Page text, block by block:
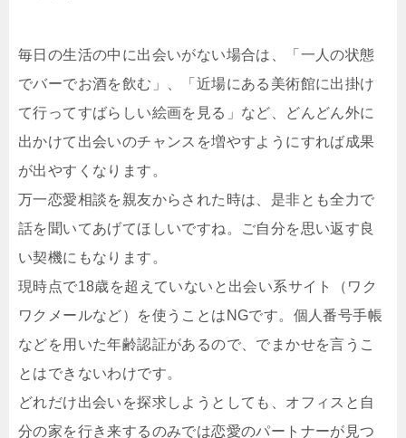
毎日の生活の中に出会いがない場合は、「一人の状態
でバーでお酒を飲む」、「近場にある美術館に出掛け
て行ってすばらしい絵画を見る」など、どんどん外に
出かけて出会いのチャンスを増やすようにすれば成果
が出やすくなります。
万一恋愛相談を親友からされた時は、是非とも全力で
話を聞いてあげてほしいですね。ご自分を思い返す良
い契機にもなります。
現時点で18歳を超えていないと出会い系サイト（ワク
ワクメールなど）を使うことはNGです。個人番号手帳
などを用いた年齢認証があるので、でまかせを言うこ
とはできないわけです。
どれだけ出会いを探求しようとしても、オフィスと自
分の家を行き来するのみでは恋愛のパートナーが見つ